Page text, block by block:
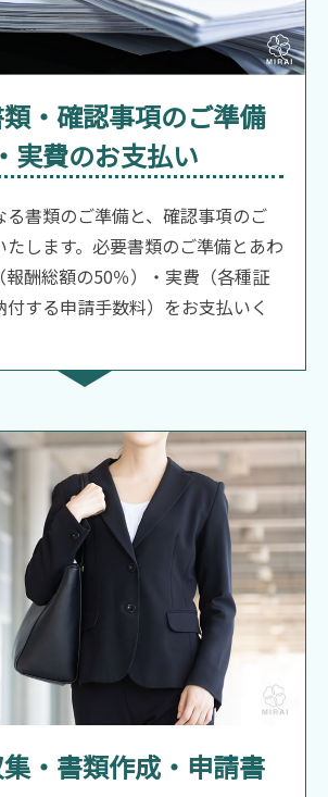
・確認事項のご準備
実費のお支払い
る書類のご準備と、確認事項のご
たします。必要書類のご準備とあわ
報酬総額の50％）・実費（各種証
する申請手数料）をお支払いく
・書類作成・申請書